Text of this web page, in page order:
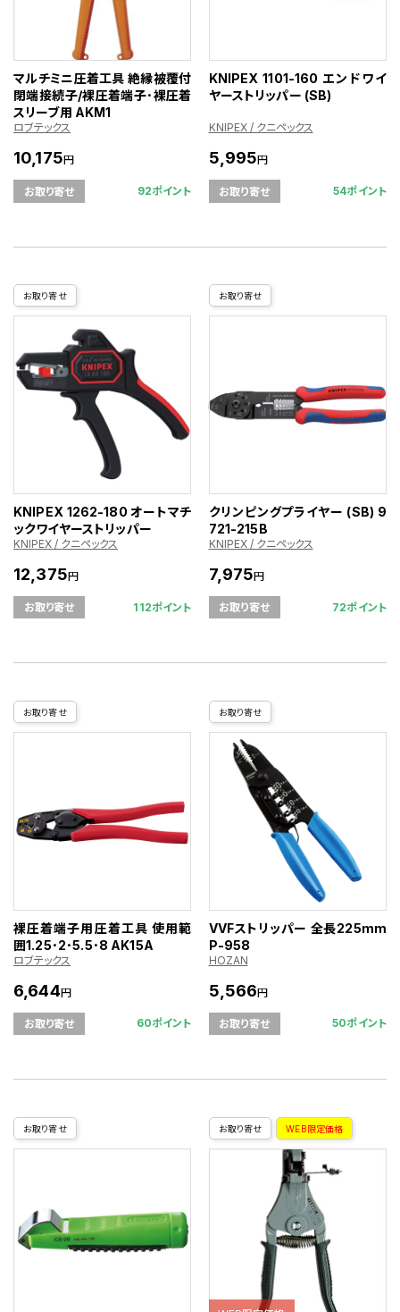
マルチミニ圧着工具 絶縁被覆付
閉端接続子/裸圧着端子･裸圧着
スリーブ用 AKM1
ロブテックス
10,175円
お取り寄せ 92ポイント
KNIPEX 1101-160 エンドワイ
ヤーストリッパー (SB)
KNIPEX / クニペックス
5,995円
お取り寄せ 54ポイント
お取り寄せ
KNIPEX 1262-180 オートマチ
ックワイヤーストリッパー
KNIPEX / クニペックス
12,375円
お取り寄せ 112ポイント
お取り寄せ
クリンピングプライヤー (SB) 9
721-215B
KNIPEX / クニペックス
7,975円
お取り寄せ 72ポイント
お取り寄せ
裸圧着端子用圧着工具 使用範
囲1.25･2･5.5･8 AK15A
ロブテックス
6,644円
お取り寄せ 60ポイント
お取り寄せ
VVFストリッパー 全長225mm
P-958
HOZAN
5,566円
お取り寄せ 50ポイント
お取り寄せ お取り寄せ WEB限定価格